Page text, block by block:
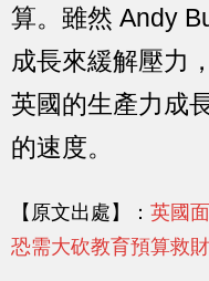
算。雖然 Andy
成長來緩解壓力
英國的生產力成
的速度。
【原文出處】： 英國
恐需大砍教育預算救